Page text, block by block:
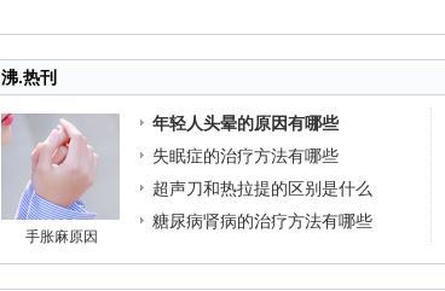
沸.热刊
手胀麻原因
年轻人头晕的原因有哪些
失眠症的治疗方法有哪些
超声刀和热拉提的区别是什么
糖尿病肾病的治疗方法有哪些